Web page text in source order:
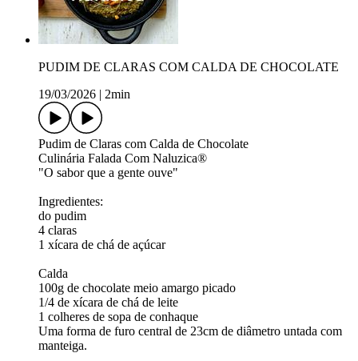
PUDIM DE CLARAS COM CALDA DE CHOCOLATE
19/03/2026
2min
Pudim de Claras com Calda de Chocolate
Culinária Falada Com Naluzica®
"O sabor que a gente ouve"
Ingredientes:
do pudim
4 claras
1 xícara de chá de açúcar
Calda
100g de chocolate meio amargo picado
1/4 de xícara de chá de leite
1 colheres de sopa de conhaque
Uma forma de furo central de 23cm de diâmetro untada com
manteiga.